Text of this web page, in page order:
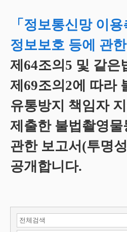
「정보통신망 이
정보보호 등에 관한
제64조의5 및 같은
제69조의2에 따라
유통방지 책임자
제출한 불법촬영물
관한 보고서(투명
공개합니다.
검색 항목 선택